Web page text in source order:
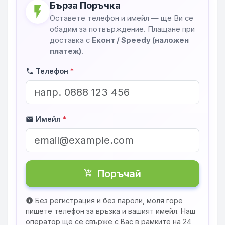
flash_on Бърза Поръчка
Оставете телефон и имейл — ще Ви се
обадим за потвърждение. Плащане при
доставка с Еконт / Speedy (наложен
платеж).
phone Телефон *
mail Имейл *
shopping_cart_checkout Поръчай
info Без регистрация и без пароли, моля горе
пишете телефон за връзка и вашият имейл. Наш
оператор ще се свърже с Вас в рамките на 24